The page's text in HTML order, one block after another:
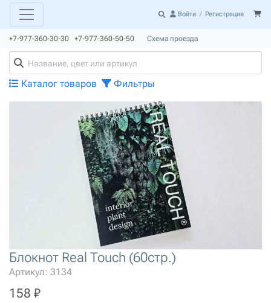
Войти / Регистрация
+7-977-360-30-30 +7-977-360-50-50 Схема проезда
Каталог товаров Фильтры
Блокнот Real Touch (60стр.)
Артикул: 3134
158 ₽